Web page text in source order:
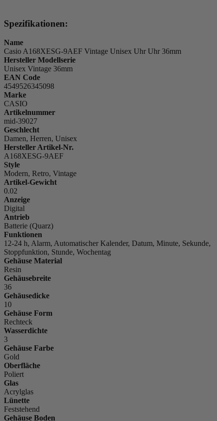
Spezifikationen:
Name
Casio A168XESG-9AEF Vintage Unisex Uhr Uhr 36mm
Hersteller Modellserie
Unisex Vintage 36mm
EAN Code
4549526345098
Marke
CASIO
Artikelnummer
mid-39027
Geschlecht
Damen, Herren, Unisex
Hersteller Artikel-Nr.
A168XESG-9AEF
Style
Modern, Retro, Vintage
Artikel-Gewicht
0.02
Anzeige
Digital
Antrieb
Batterie (Quarz)
Funktionen
12-24 h, Alarm, Automatischer Kalender, Datum, Minute, Sekunde,
Stoppfunktion, Stunde, Wochentag
Gehäuse Material
Resin
Gehäusebreite
36
Gehäusedicke
10
Gehäuse Form
Rechteck
Wasserdichte
3
Gehäuse Farbe
Gold
Oberfläche
Poliert
Glas
Acrylglas
Lünette
Feststehend
Gehäuse Boden